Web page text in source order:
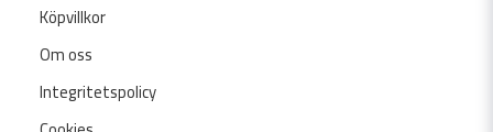
Köpvillkor
Om oss
Integritetspolicy